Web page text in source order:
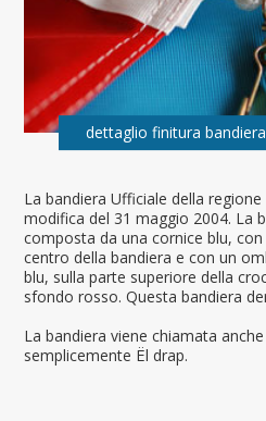
La bandiera Ufficiale della
modifica del 31 maggio 2004. La
composta da una cornice blu,
centro della bandiera e con un
blu, sulla parte superiore della
sfondo rosso. Questa bandiera
La bandiera viene chiamata
semplicemente Ël drap.
dettaglio finitura bandiera